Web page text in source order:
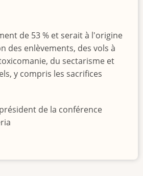
de 53 % et serait à l'origine
des enlèvements, des vols à
du sectarisme et
y compris les sacrifices
de la conférence